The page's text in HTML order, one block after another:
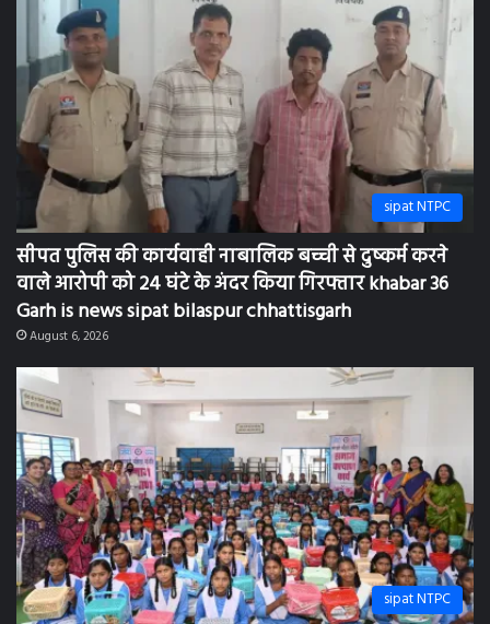
sipat NTPC
सीपत पुलिस की कार्यवाही नाबालिक बच्ची से दुष्कर्म करने
वाले आरोपी को 24 घंटे के अंदर किया गिरफ्तार khabar 36
Garh is news sipat bilaspur chhattisgarh
August 6, 2026
sipat NTPC